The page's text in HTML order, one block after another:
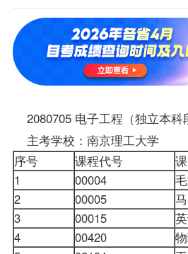
2080705 电子工程（独立本科
主考学校：南京理工大学
序号 课程代号
1
00004
2
00005
3
00015
4
00420